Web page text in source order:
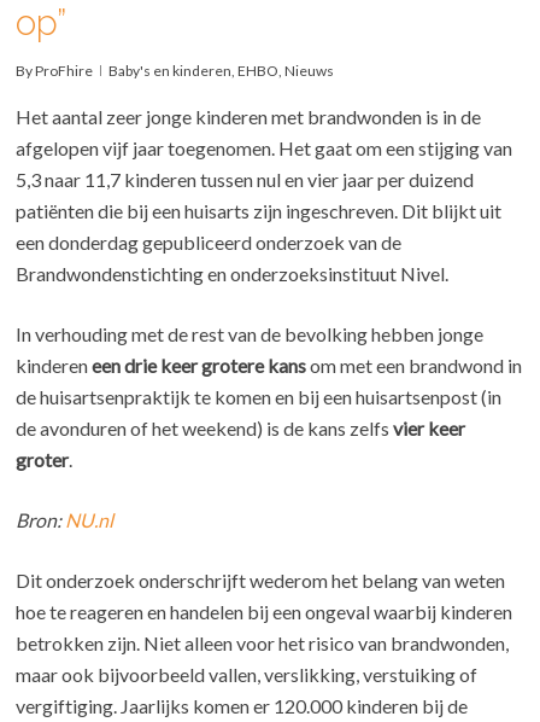
op”
ByProFhire Baby's en kinderen,EHBO,Nieuws
Het aantal zeer jonge kinderen met brandwonden is in de
afgelopen vijf jaar toegenomen. Het gaat om een stijging van
5,3 naar 11,7 kinderen tussen nul en vier jaar per duizend
patiënten die bij een huisarts zijn ingeschreven. Dit blijkt uit
een donderdag gepubliceerd onderzoek van de
Brandwondenstichting en onderzoeksinstituut Nivel.
In verhouding met de rest van de bevolking hebben jonge
kindereneen drie keer grotere kansom met een brandwond in
de huisartsenpraktijk te komen en bij een huisartsenpost (in
de avonduren of het weekend) is de kans zelfsvier keer
groter.
Bron:NU.nl
Dit onderzoek onderschrijft wederom het belang van weten
hoe te reageren en handelen bij een ongeval waarbij kinderen
betrokken zijn. Niet alleen voor het risico van brandwonden,
maar ook bijvoorbeeld vallen, verslikking, verstuiking of
vergiftiging. Jaarlijks komen er 120.000 kinderen bij de